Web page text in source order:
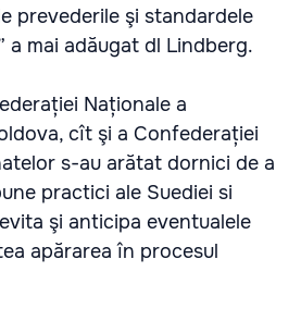
prevederile şi standardele
a mai adăugat dl Lindberg.
Naționale a
cît şi a Confederației
s-au arătat dornici de a
practici ale Suediei si
şi anticipa eventualele
apărarea în procesul